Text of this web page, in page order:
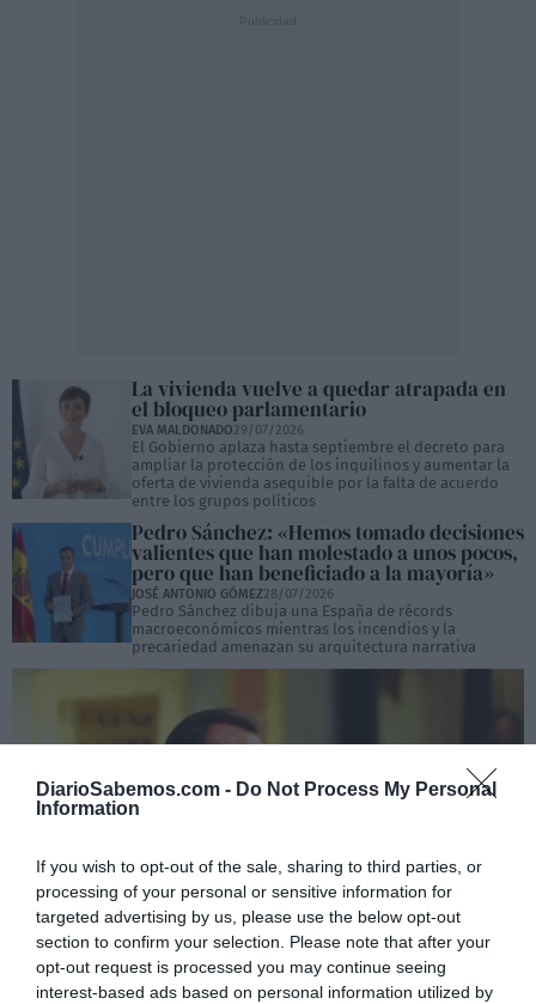
DiarioSabemos.com - Do Not Process My Personal
Information
If you wish to opt-out of the sale, sharing to third parties, or
processing of your personal or sensitive information for
targeted advertising by us, please use the below opt-out
section to confirm your selection. Please note that after your
opt-out request is processed you may continue seeing
interest-based ads based on personal information utilized by
La vivienda vuelve a quedar atrapada en
el bloqueo parlamentario
EVA MALDONADO29/07/2026
El Gobierno aplaza hasta septiembre el decreto para
ampliar la protección de los inquilinos y aumentar la
oferta de vivienda asequible por la falta de acuerdo
entre los grupos políticos
Pedro Sánchez: «Hemos tomado decisiones
valientes que han molestado a unos pocos,
pero que han beneficiado a la mayoría»
JOSÉ ANTONIO GÓMEZ28/07/2026
Pedro Sánchez dibuja una España de récords
macroeconómicos mientras los incendios y la
precariedad amenazan su arquitectura narrativa
Óscar Puente señala el coste de la